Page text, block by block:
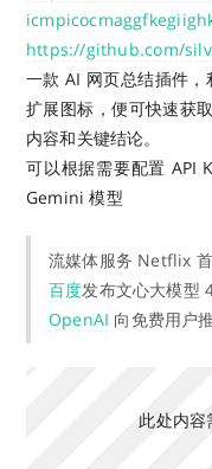
https://github.com/
一款 AI 网页总结插件
扩展图标，便可快速获
内容和关键结论。
可以根据需要配置 API
Gemini 模型
流媒体服务 Netflix
百度发布文心大模型
OpenAI 向免费用户
此处内容